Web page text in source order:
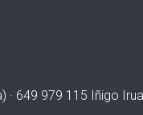
649 979 115 Iñigo